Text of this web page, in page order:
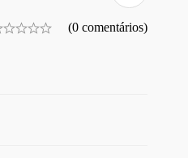
(0 comentários)